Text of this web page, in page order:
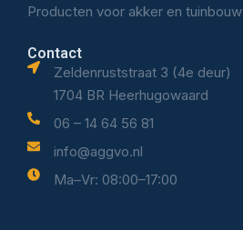
Producten voor akker en tuinbouw
Contact
Zeldenruststraat 3 (4e deur)
1704 BR Heerhugowaard
06 – 14 64 56 81
info@aggvo.nl
Ma–Vr: 08:00–17:00